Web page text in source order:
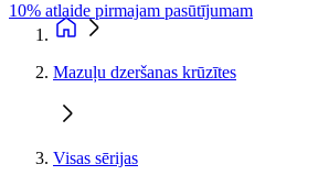
10% atlaide pirmajam pasūtījumam
Mazuļu dzeršanas krūzītes
Visas sērijas